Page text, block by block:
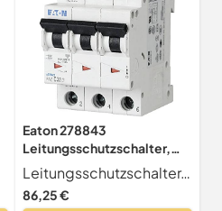
Eaton 278843
Leitungsschutzschalter,
10A, 3P, B-Char
Leitungsschutzschalter, 10a, 3p, B-Char
86,25 €